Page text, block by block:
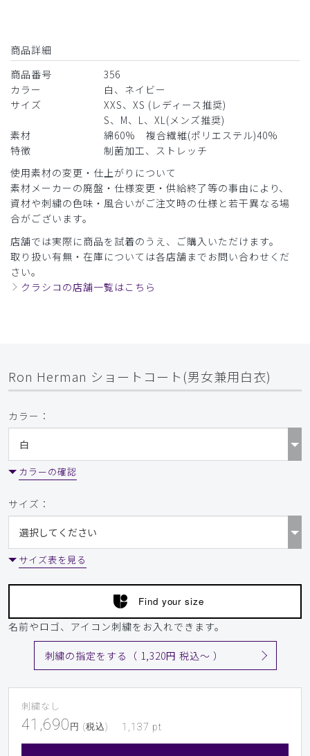
役に立った 0
​1 ​2
商品詳細
商品番号
356
カラー
白、ネイビー
サイズ
XXS、XS (レディース推奨)
S、M、L、XL(メンズ推奨)
素材
綿60% 複合繊維(ポリエステル)40%
特徴
制菌加工、ストレッチ
使用素材の変更・仕上がりについて
素材メーカーの廃盤・仕様変更・供給終了等の事由により、
資材や刺繍の色味・風合いがご注文時の仕様と若干異なる場
合がございます。
店舗では実際に商品を試着のうえ、ご購入いただけます。
取り扱い有無・在庫については各店舗までお問い合わせくだ
さい。
クラシコの店舗一覧はこちら
Ron Herman ショートコート(男女兼用白衣)
カラー：
カラーの確認
サイズ：
サイズ表を見る
Find your size
名前やロゴ、アイコン刺繍をお入れできます。
刺繍の指定をする（ 1,320円 税込〜 ）
刺繍なし
41,690 円 (税込) 1,137 pt